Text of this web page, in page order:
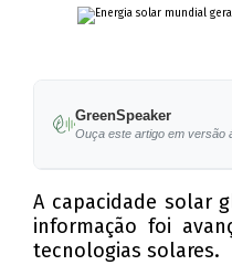
GreenSpeaker
Ouça este artigo em versão
A capacidade solar
informação foi
tecnologias solares.